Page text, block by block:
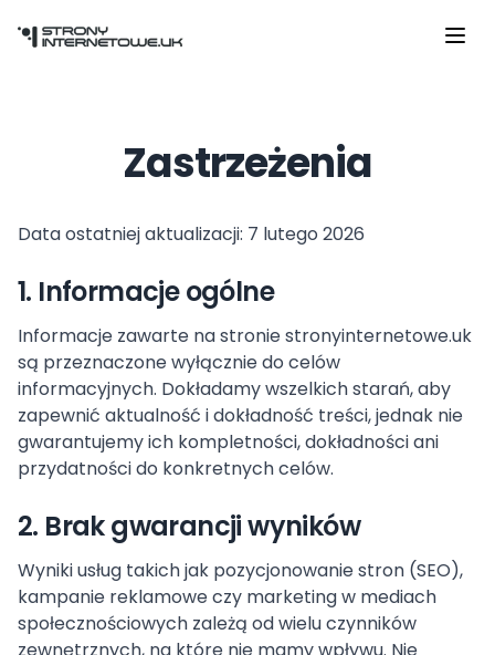
Zastrzeżenia
Data ostatniej aktualizacji: 7 lutego 2026
1. Informacje ogólne
Informacje zawarte na stronie stronyinternetowe.uk
są przeznaczone wyłącznie do celów
informacyjnych. Dokładamy wszelkich starań, aby
zapewnić aktualność i dokładność treści, jednak nie
gwarantujemy ich kompletności, dokładności ani
przydatności do konkretnych celów.
2. Brak gwarancji wyników
Wyniki usług takich jak pozycjonowanie stron (SEO),
kampanie reklamowe czy marketing w mediach
społecznościowych zależą od wielu czynników